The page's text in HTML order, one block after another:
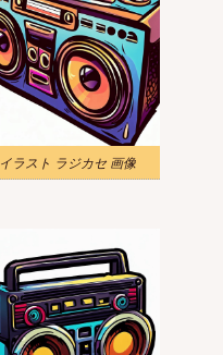
イラスト ラジカセ 画像